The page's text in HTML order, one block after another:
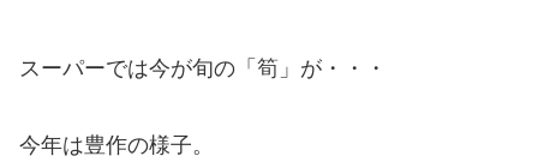
スーパーでは今が旬の「筍」が・・・
今年は豊作の様子。